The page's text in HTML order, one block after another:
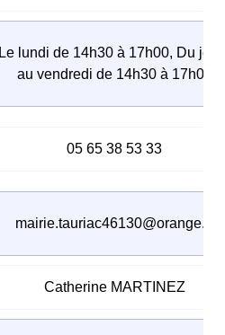
Le lundi de 14h30 à 17h00, Du
au vendredi de 14h30 à 17h00
05 65 38 53 33
mairie.tauriac46130@orange.fr
Catherine MARTINEZ